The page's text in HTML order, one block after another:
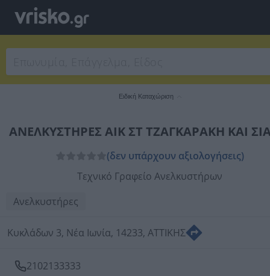
Ειδική Καταχώριση
ΑΝΕΛΚΥΣΤΗΡΕΣ ΑΙΚ ΣΤ ΤΖΑΓΚΑΡΑΚΗ ΚΑΙ
(δεν υπάρχουν αξιολογήσεις)
Τεχνικό Γραφείο Ανελκυστήρων
Ανελκυστήρες
Κυκλάδων 3, Νέα Ιωνία, 14233, ΑΤΤΙΚΗΣ
2102133333